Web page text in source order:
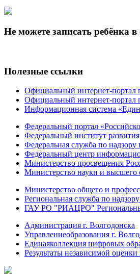
Не можете записать ребёнка
Полезные ссылки
Официальный интернет-портал
Официальный интернет-портал
Информационная система
Федеральный портал
Федеральный институт
Федеральная служба по надзору
Федеральный центр
Министерство просвещения
Министерство науки и высшего
Министерство общего и
Региональная служба по
ГАУ РО "РИАЦРО" Региональный
Администрация г. Волгодонска
Управлениеобразования г.
Единаяколлекция цифровых
Результаты независимой оценки